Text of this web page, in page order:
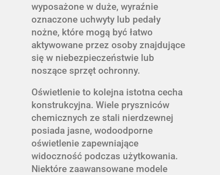
wyposażone w duże, wyraźnie
oznaczone uchwyty lub pedały
nożne, które mogą być łatwo
aktywowane przez osoby znajdujące
się w niebezpieczeństwie lub
noszące sprzęt ochronny.
Oświetlenie to kolejna istotna cecha
konstrukcyjna. Wiele pryszniców
chemicznych ze stali nierdzewnej
posiada jasne, wodoodporne
oświetlenie zapewniające
widoczność podczas użytkowania.
Niektóre zaawansowane modele